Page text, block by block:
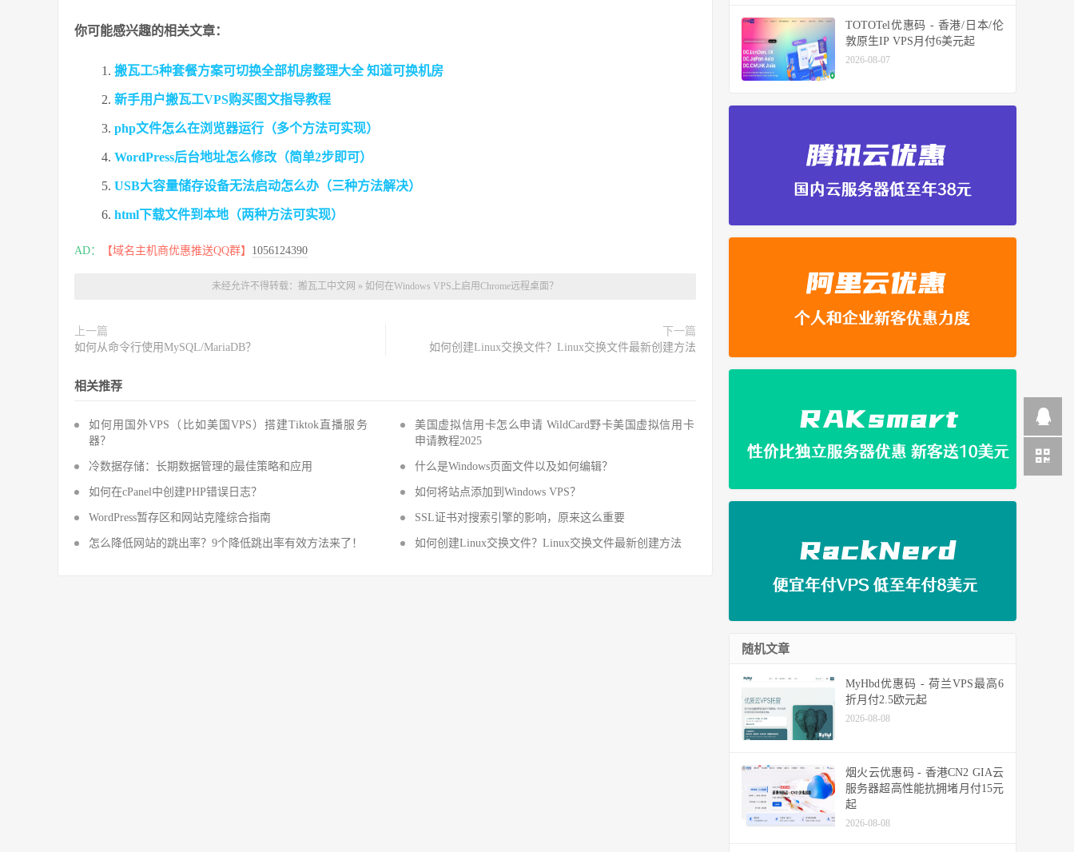
你可能感兴趣的相关文章：
搬瓦工5种套餐方案可切换全部机房整理大全 知道可换机房
新手用户搬瓦工VPS购买图文指导教程
php文件怎么在浏览器运行（多个方法可实现）
WordPress后台地址怎么修改（简单2步即可）
USB大容量储存设备无法启动怎么办（三种方法解决）
html下载文件到本地（两种方法可实现）
AD： 【域名主机商优惠推送QQ群】 1056124390
未经允许不得转载： 搬瓦工中文网 » 如何在Windows VPS上启用Chrome远程桌面？
上一篇
如何从命令行使用MySQL/MariaDB？
下一篇
如何创建Linux交换文件？Linux交换文件最新创建方法
相关推荐
如何用国外VPS（比如美国VPS）搭建Tiktok直播服务
器？
美国虚拟信用卡怎么申请 WildCard野卡美国虚拟信用卡
申请教程2025
冷数据存储：长期数据管理的最佳策略和应用 什么是Windows页面文件以及如何编辑？
如何在cPanel中创建PHP错误日志？ 如何将站点添加到Windows VPS？
WordPress暂存区和网站克隆综合指南 SSL证书对搜索引擎的影响，原来这么重要
怎么降低网站的跳出率？9个降低跳出率有效方法来了！ 如何创建Linux交换文件？Linux交换文件最新创建方法
TOTOTel优惠码 - 香港/日本/伦
敦原生IP VPS月付6美元起
2026-08-07
随机文章
MyHbd优惠码 - 荷兰VPS最高6
折月付2.5欧元起
2026-08-08
烟火云优惠码 - 香港CN2 GIA云
服务器超高性能抗拥堵月付15元
起
2026-08-08